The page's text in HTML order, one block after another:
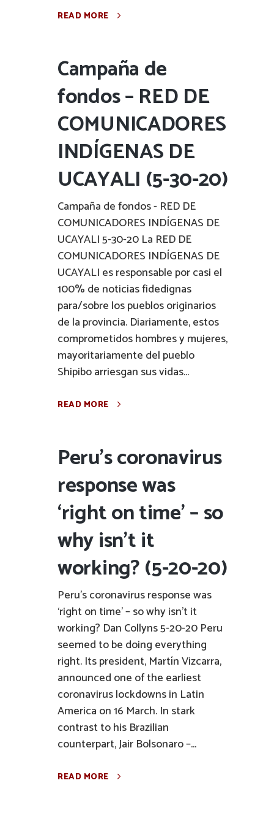
READ MORE
Campaña de
fondos – RED DE
COMUNICADORES
INDÍGENAS DE
UCAYALI (5-30-20)
Campaña de fondos - RED DE
COMUNICADORES INDÍGENAS DE
UCAYALI 5-30-20 La RED DE
COMUNICADORES INDÍGENAS DE
UCAYALI es responsable por casi el
100% de noticias fidedignas
para/sobre los pueblos originarios
de la provincia. Diariamente, estos
comprometidos hombres y mujeres,
mayoritariamente del pueblo
Shipibo arriesgan sus vidas...
READ MORE
Peru’s coronavirus
response was
‘right on time’ – so
why isn’t it
working? (5-20-20)
Peru’s coronavirus response was
‘right on time’ – so why isn't it
working? Dan Collyns 5-20-20 Peru
seemed to be doing everything
right. Its president, Martín Vizcarra,
announced one of the earliest
coronavirus lockdowns in Latin
America on 16 March. In stark
contrast to his Brazilian
counterpart, Jair Bolsonaro –...
READ MORE